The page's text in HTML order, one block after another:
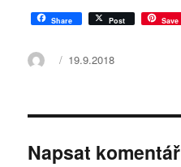
Share Post Save
Autor:Publikováno:
19.9.2018
Napsat komentář